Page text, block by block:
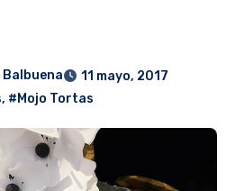
11 mayo, 2017
, #Mojo Tortas